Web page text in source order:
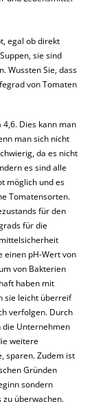
egal ob direkt
sie sind
Wussten Sie, dass
von Tomaten
4,6. Dies kann man
man sich nicht
da es nicht
es sind alle
möglich und es
Tomatensorten.
für den
für die
einen pH-Wert von
von Bakterien
haben mit
sie leicht überreif
verfolgen. Durch
die Unternehmen
weitere
sparen. Zudem ist
Gründen
sondern
zu überwachen.